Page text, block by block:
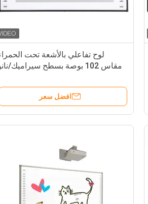
لوح تفاعلي بالأشعة تحت
مقاس 102 بوصة بسطح سيراميك/
افضل سعر